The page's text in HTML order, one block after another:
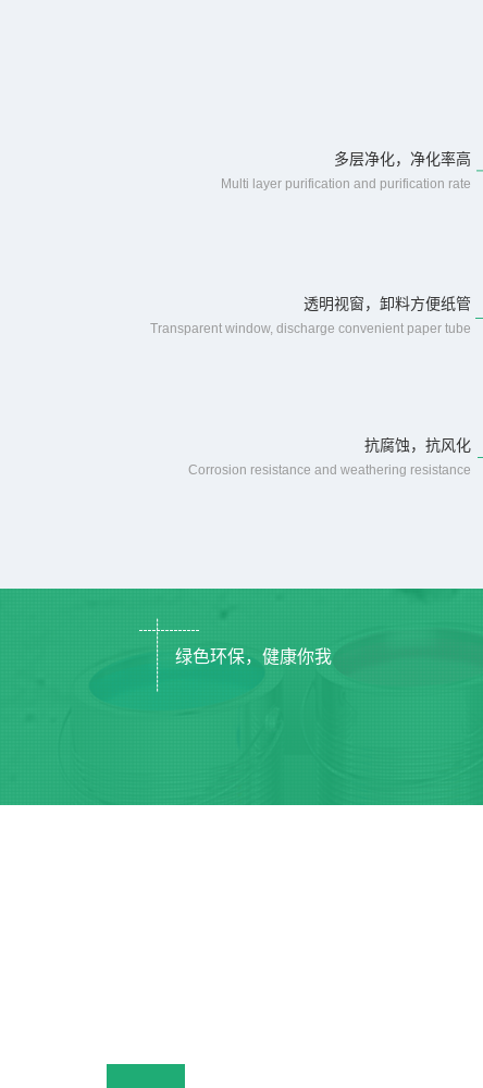
多层净化，净化率高
Multi layer purification and purification rate
透明视窗，卸料方便纸管
Transparent window, discharge convenient paper tube
抗腐蚀，抗风化
Corrosion resistance and weathering resistance
绿色环保，健康你我